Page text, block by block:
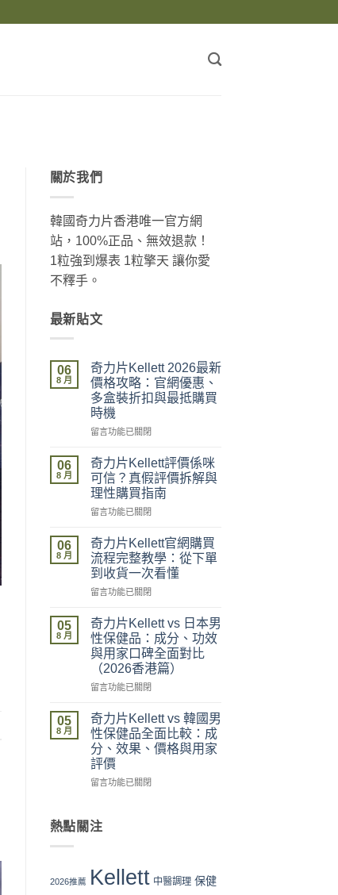
關於我們
韓國奇力片香港唯一官方網
站，100%正品、無效退款！
1粒強到爆表 1粒擎天 讓你愛
不釋手。
最新貼文
06
8 月
奇力片Kellett 2026最新
價格攻略：官網優惠、
多盒裝折扣與最抵購買
時機
在
力
片
Kellett
2026
最
價
格
攻
略：
官
優
惠、
多
盒
折
與
最
抵
購
買
時
留言功能已關閉
06
8 月
奇力片Kellett評價係咪
可信？真假評價拆解與
理性購買指南
在
力
片
Kellett
評
價
咪
可
信？
真
評
拆
解
與
理
性
購
南〉
中
留言功能已關閉
06
8 月
奇力片Kellett官網購買
流程完整教學：從下單
到收貨一次看懂
在
力
片
Kellett
官
購
流
程
完
整
教
學：
單
到
一
留言功能已關閉
05
8 月
奇力片Kellett vs 日本男
性保健品：成分、功效
與用家口碑全面對比
（2026香港篇）
在
力
片
Kellett
vs
日
本
保
健
分、
留言功能已關閉
05
8 月
奇力片Kellett vs 韓國男
性保健品全面比較：成
分、效果、價格與用家
評價
在
片
國
留言功能已關閉
熱點關注
2026推薦 Kellett 中醫調理 保健